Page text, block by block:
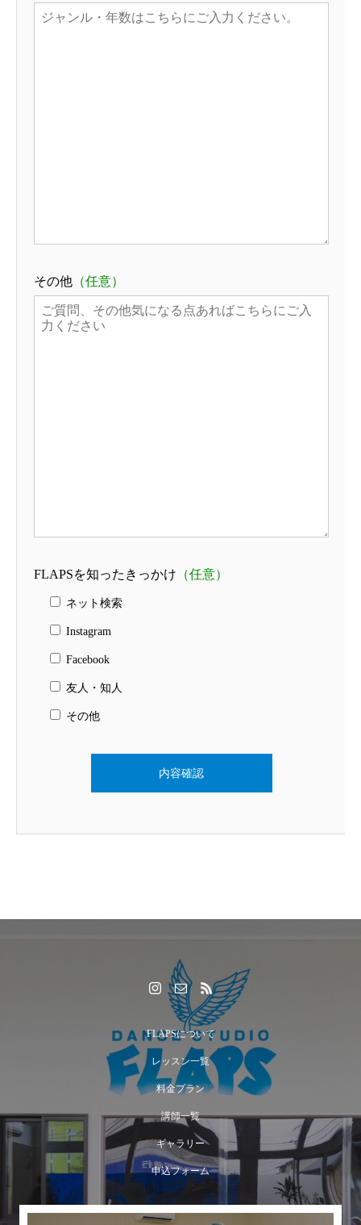
その他 （任意）
FLAPSを知ったきっかけ （任意）
ネット検索
Instagram
Facebook
友人・知人
その他
FLAPSについて
レッスン一覧
料金プラン
講師一覧
ギャラリー
申込フォーム